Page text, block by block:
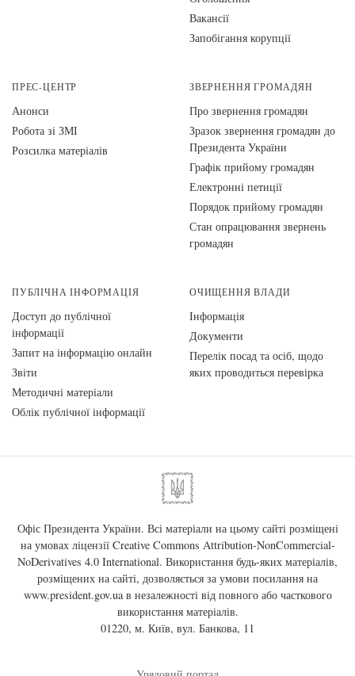
Вакансії
Запобігання корупції
ПРЕС-ЦЕНТР
Анонси
Робота зі ЗМІ
Розсилка матеріалів
ЗВЕРНЕННЯ ГРОМАДЯН
Про звернення громадян
Зразок звернення громадян до
Президента України
Графік прийому громадян
Електронні петиції
Порядок прийому громадян
Стан опрацювання звернень
громадян
ПУБЛІЧНА ІНФОРМАЦІЯ
Доступ до публічної
інформації
Запит на інформацію онлайн
Звіти
Методичні матеріали
Облік публічної інформації
ОЧИЩЕННЯ ВЛАДИ
Інформація
Документи
Перелік посад та осіб, щодо
яких проводиться перевірка
Офіс Президента України. Всі матеріали на цьому сайті розміщені
на умовах ліцензії Creative Commons Attribution-NonCommercial-
NoDerivatives 4.0 International. Використання будь-яких матеріалів,
розміщених на сайті, дозволяється за умови посилання на
www.president.gov.uaв незалежності від повного або часткового
використання матеріалів.
01220, м. Київ, вул. Банкова, 11